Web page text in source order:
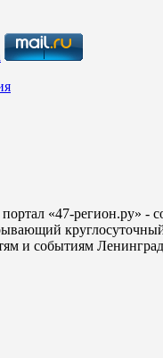
«47-регион.ру» -
и событиям